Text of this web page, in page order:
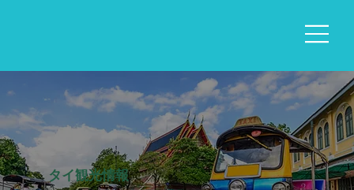
​タイ観光情報​
Blog